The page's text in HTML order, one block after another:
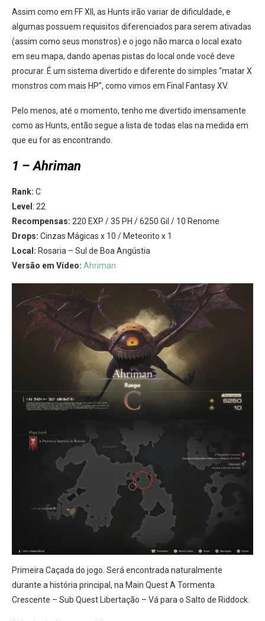
Assim como em FF XII, as Hunts irão variar de dificuldade, e
algumas possuem requisitos diferenciados para serem ativadas
(assim como seus monstros) e o jogo não marca o local exato
em seu mapa, dando apenas pistas do local onde você deve
procurar. É um sistema divertido e diferente do simples “matar X
monstros com mais HP”, como vimos em Final Fantasy XV.
Pelo menos, até o momento, tenho me divertido imensamente
como as Hunts, então segue a lista de todas elas na medida em
que eu for as encontrando.
1 – Ahriman
Rank: C
Level : 22
Recompensas: 220 EXP / 35 PH / 6250 Gil / 10 Renome
Drops: Cinzas Mágicas x 10 / Meteorito x 1
Local: Rosaria – Sul de Boa Angústia
Versão em Vídeo: Ahriman
Primeira Caçada do jogo. Será encontrada naturalmente
durante a história principal, na Main Quest A Tormenta
Crescente – Sub Quest Libertação – Vá para o Salto de Riddock.